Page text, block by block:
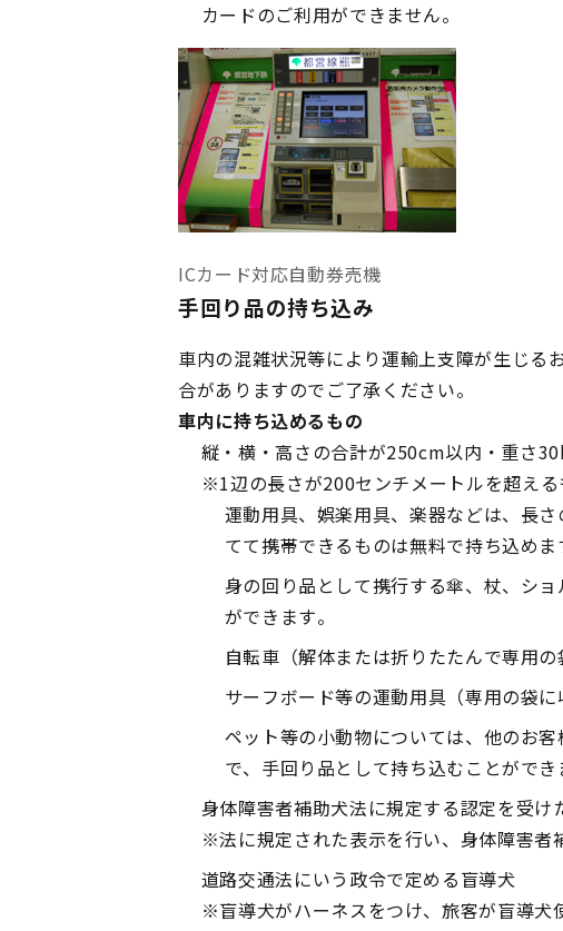
カードのご利用ができません。
ICカード対応自動券売機
手回り品の持ち込み
車内の混雑状況等により運輸上支障が生じる
合がありますのでご了承ください。
車内に持ち込めるもの
縦・横・高さの合計が250cm以内・重さ
※1辺の長さが200センチメートルを超える
運動用具、娯楽用具、楽器などは、長
てて携帯できるものは無料で持ち込めま
身の回り品として携行する傘、杖、シ
ができます。
自転車（解体または折りたたんで専用の
サーフボード等の運動用具（専用の袋に
ペット等の小動物については、他のお
で、手回り品として持ち込むことができ
身体障害者補助犬法に規定する認定を受け
※法に規定された表示を行い、身体障害者
道路交通法にいう政令で定める盲導犬
※盲導犬がハーネスをつけ、旅客が盲導犬